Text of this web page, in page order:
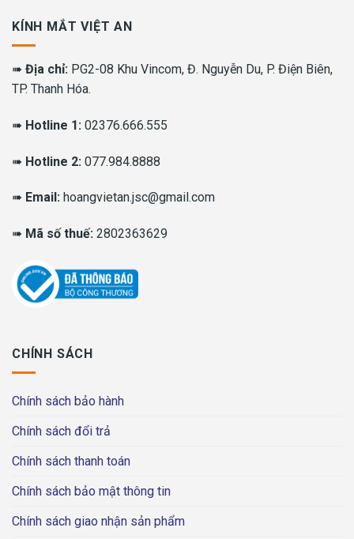
KÍNH MẮT VIỆT AN
➠ Địa chỉ: PG2-08 Khu Vincom, Đ. Nguyễn Du, P. Điện Biên,
TP. Thanh Hóa.
➠ Hotline 1: 02376.666.555
➠ Hotline 2: 077.984.8888
➠ Email: hoangvietan.jsc@gmail.com
➠ Mã số thuế: 2802363629
CHÍNH SÁCH
Chính sách bảo hành
Chính sách đổi trả
Chính sách thanh toán
Chính sách bảo mật thông tin
Chính sách giao nhận sản phẩm